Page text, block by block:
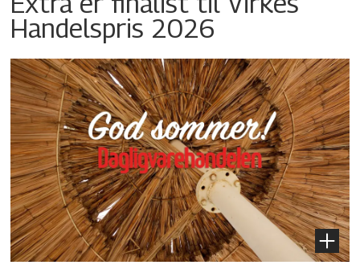
Handelspris 2026